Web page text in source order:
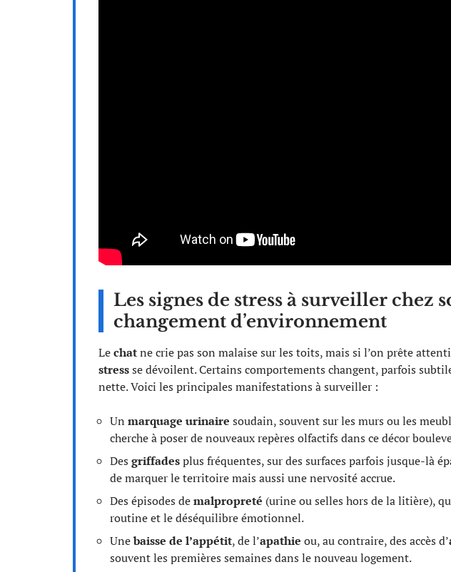
Les signes de stress à surveiller chez
changement d’environnement
Lechatne crie pas son malaise sur les toits, mais si l’on prête
stressse dévoilent. Certains comportements changent, parfois
nette. Voici les principales manifestations à surveiller :
Un marquage urinaire soudain, souvent sur les murs ou les
cherche à poser de nouveaux repères olfactifs dans ce décor
Des griffadesplus fréquentes, sur des surfaces parfois jusque-là
de marquer le territoire mais aussi une nervosité accrue.
Des épisodes demalpropreté (urine ou selles hors de la litière),
routine et le déséquilibre émotionnel.
Unebaisse de l’appétit, de l’apathie ou, au contraire, des accès d’
souvent les premières semaines dans le nouveau logement.